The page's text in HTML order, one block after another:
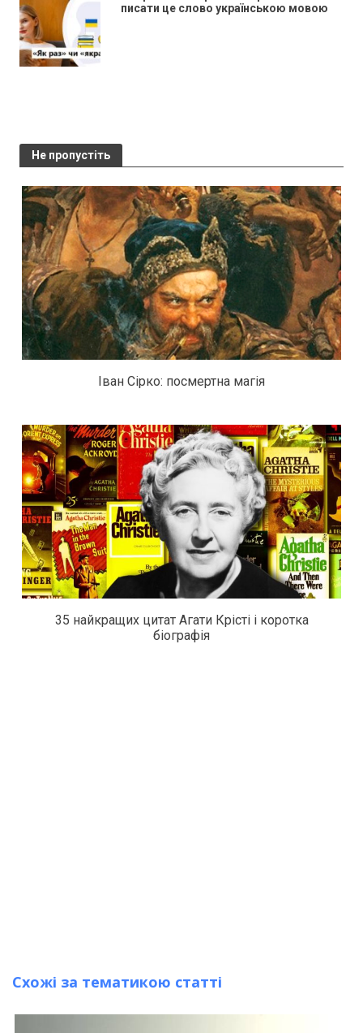
писати це слово українською мовою
Не пропустіть
Іван Сірко: посмертна магія
35 найкращих цитат Агати Крісті і коротка
біографія
Схожі за тематикою статті